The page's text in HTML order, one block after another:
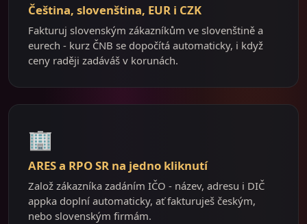
Čeština, slovenština, EUR i CZK
Fakturuj slovenským zákazníkům ve slovenštině a
eurech - kurz ČNB se dopočítá automaticky, i když
ceny raději zadáváš v korunách.
🏢
ARES a RPO SR na jedno kliknutí
Založ zákazníka zadáním IČO - název, adresu i DIČ
appka doplní automaticky, ať fakturuješ českým,
nebo slovenským firmám.